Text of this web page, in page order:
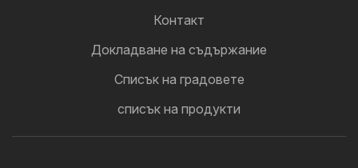
Контакт
Докладване на съдържание
Cписък на градовете
списък на продукти